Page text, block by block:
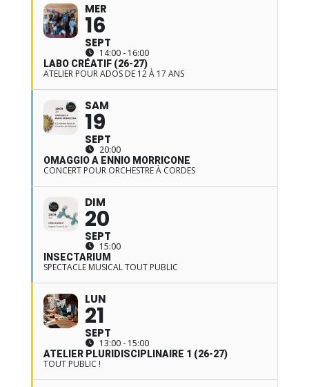
MER
16
SEPT
14:00 - 16:00
LABO CRÉATIF (26-27)
ATELIER POUR ADOS DE 12 À 17 ANS
SAM
19
SEPT
20:00
OMAGGIO A ENNIO MORRICONE
CONCERT POUR ORCHESTRE À CORDES
DIM
20
SEPT
15:00
INSECTARIUM
SPECTACLE MUSICAL TOUT PUBLIC
LUN
21
SEPT
13:00 - 15:00
ATELIER PLURIDISCIPLINAIRE 1 (26-27)
TOUT PUBLIC !